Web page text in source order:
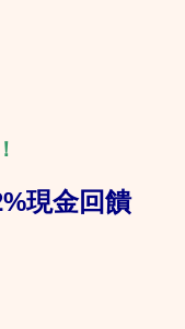
現金回饋